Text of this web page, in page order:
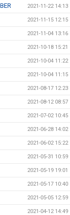
2021-11-22 14:13
2021-11-15 12:15
2021-11-04 13:16
2021-10-18 15:21
2021-10-04 11:22
2021-10-04 11:15
2021-08-17 12:23
2021-08-12 08:57
2021-07-02 10:45
2021-06-28 14:02
2021-06-02 15:22
2021-05-31 10:59
2021-05-19 19:01
2021-05-17 10:40
2021-05-05 12:59
2021-04-12 14:49